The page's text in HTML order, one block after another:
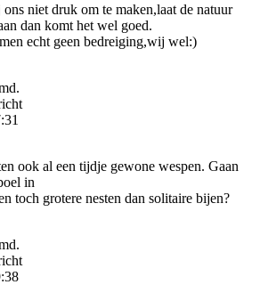
niet druk om te maken,laat de natuur
dan komt het wel goed.
echt geen bedreiging,wij wel:)
ook al een tijdje gewone wespen. Gaan
in
toch grotere nesten dan solitaire bijen?